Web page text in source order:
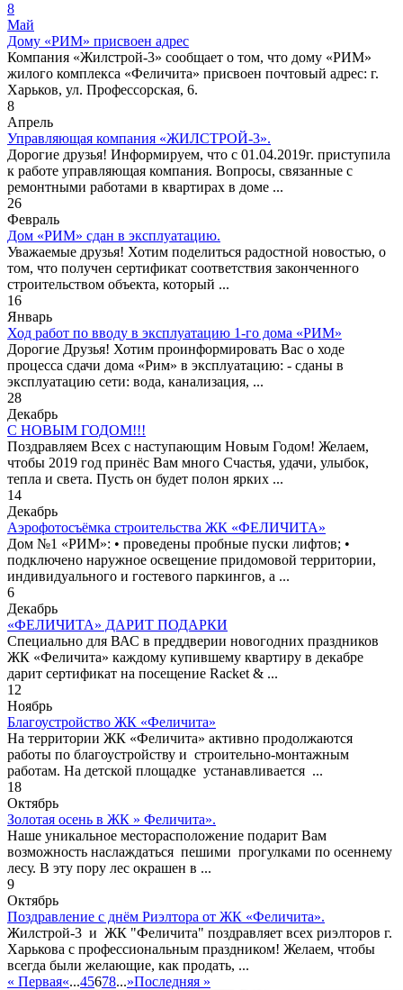
8
Май
Дому «РИМ» присвоен адрес
Компания «Жилстрой-3» сообщает о том, что дому «РИМ»
жилого комплекса «Феличита» присвоен почтовый адрес: г.
Харьков, ул. Профессорская, 6.
8
Апрель
Управляющая компания «ЖИЛСТРОЙ-3».
Дорогие друзья! Информируем, что с 01.04.2019г. приступила
к работе управляющая компания. Вопросы, связанные с
ремонтными работами в квартирах в доме ...
26
Февраль
Дом «РИМ» сдан в эксплуатацию.
Уважаемые друзья! Хотим поделиться радостной новостью, о
том, что получен сертификат соответствия законченного
строительством объекта, который ...
16
Январь
Ход работ по вводу в эксплуатацию 1-го дома «РИМ»
Дорогие Друзья! Хотим проинформировать Вас о ходе
процесса сдачи дома «Рим» в эксплуатацию: - сданы в
эксплуатацию сети: вода, канализация, ...
28
Декабрь
С НОВЫМ ГОДОМ!!!
Поздравляем Всех с наступающим Новым Годом! Желаем,
чтобы 2019 год принёс Вам много Счастья, удачи, улыбок,
тепла и света. Пусть он будет полон ярких ...
14
Декабрь
Аэрофотосъёмка строительства ЖК «ФЕЛИЧИТА»
Дом №1 «РИМ»: • проведены пробные пуски лифтов; •
подключено наружное освещение придомовой территории,
индивидуального и гостевого паркингов, а ...
6
Декабрь
«ФЕЛИЧИТА» ДАРИТ ПОДАРКИ
Специально для ВАС в преддверии новогодних праздников
ЖК «Феличита» каждому купившему квартиру в декабре
дарит сертификат на посещение Racket & ...
12
Ноябрь
Благоустройство ЖК «Феличита»
На территории ЖК «Феличита» активно продолжаются
работы по благоустройству и строительно-монтажным
работам. На детской площадке устанавливается ...
18
Октябрь
Золотая осень в ЖК » Феличита».
Наше уникальное месторасположение подарит Вам
возможность наслаждаться пешими прогулками по осеннему
лесу. В эту пору лес окрашен в ...
9
Октябрь
Поздравление с днём Риэлтора от ЖК «Феличита».
Жилстрой-3 и ЖК "Феличита" поздравляет всех риэлторов г.
Харькова с профессиональным праздником! Желаем, чтобы
всегда были желающие, как продать, ...
« Первая«...45678...»Последняя »